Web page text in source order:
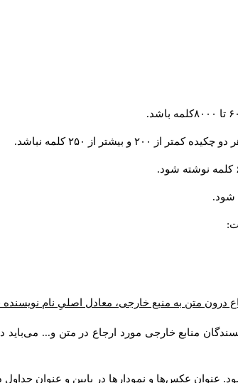
از ۲۵۰ کلمه نباشد.
شود.
درون متن به منبع خارجی، معادل اصلیِ نام
منابع خارجی مورد ارجاع در متن و...
عنوان عکس‌ها و نمودارها در پایین و عنوان جداول